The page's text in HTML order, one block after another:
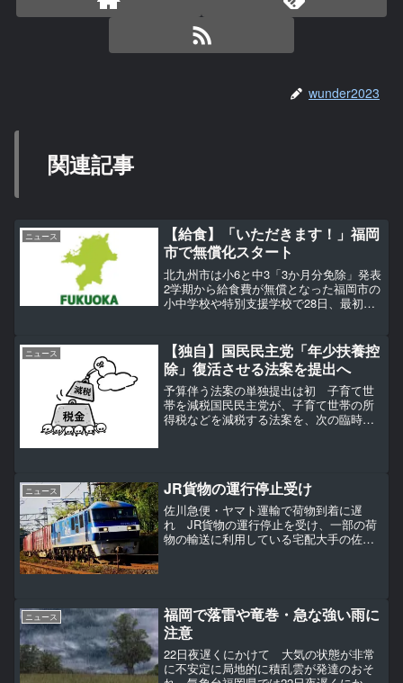
wunder2023
関連記事
ニュース
【給食】「いただきます！」福岡
市で無償化スタート
北九州市は小6と中3「3か月分免除」発表
2学期から給食費が無償となった福岡市の
小中学校や特別支援学校で28日、最初の
理や配膳を考慮」今後のメニューどうな
る正午すぎ、福...
ニュース
【独自】国民民主党「年少扶養控
除」復活させる法案を提出へ
予算伴う法案の単独提出は初 子育て世
帯を減税国民民主党が、子育て世帯の所
得税などを減税する法案を、次の臨時国
ニュース JR貨物の運行停止受け
佐川急便・ヤマト運輸で荷物到着に遅
れ JR貨物の運行停止を受け、一部の荷
物の輸送に利用している宅配大手の佐川
ニュース
福岡で落雷や竜巻・急な強い雨に
注意
22日夜遅くにかけて 大気の状態が非常
に不安定に局地的に積乱雲が発達のおそ